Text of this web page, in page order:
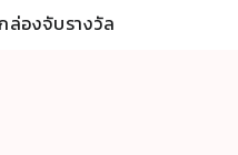
ล่องจับรางวัล